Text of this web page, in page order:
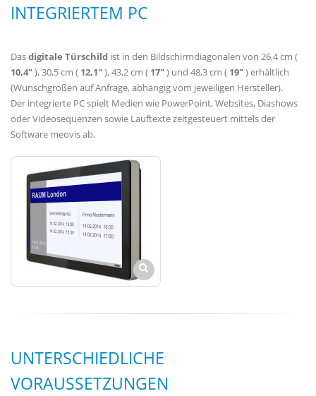
INTEGRIERTEM PC
Dasdigitale Türschild ist in den Bildschirmdiagonalen von 26,4 cm (
10,4"), 30,5 cm ( 12,1"), 43,2 cm ( 17") und 48,3 cm ( 19") erhältlich
(Wunschgrößen auf Anfrage, abhängig vom jeweiligen Hersteller).
Der integrierte PC spielt Medien wie PowerPoint, Websites, Diashows
oder Videosequenzen sowie Lauftexte zeitgesteuert mittels der
Software meovis ab.
UNTERSCHIEDLICHE
VORAUSSETZUNGEN